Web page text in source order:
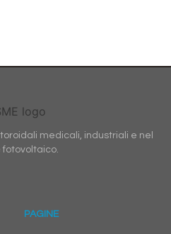
medicali, industriali e nel
fotovoltaico.
PAGINE